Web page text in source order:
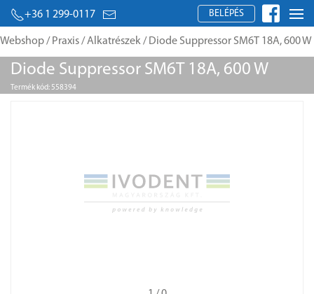
+36 1 299-0117 BELÉPÉS
Webshop/ Praxis/Alkatrészek/ Diode Suppressor SM6T 18A, 600 W
Diode Suppressor SM6T 18A, 600 W
Termék kód: 558394